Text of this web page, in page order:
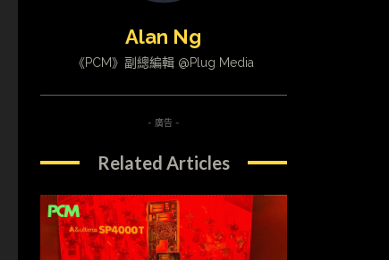
Alan Ng
《PCM》副總編輯 @Plug Media
- 廣告 -
Related Articles